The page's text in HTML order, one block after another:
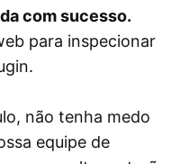
com sucesso.
para inspecionar
não tenha medo
equipe de